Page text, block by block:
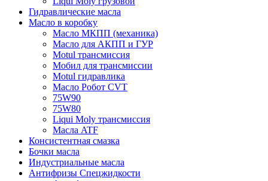
Гидравлические масла
Масло в коробку
Масло МКПП (механика)
Масло для АКПП и ГУР
Motul трансмиссия
Мобил для трансмиссии
Motul гидравлика
Масло Робот CVT
75W90
75W80
Liqui Moly трансмиссия
Масла ATF
Консистентная смазка
Бочки масла
Индустриальные масла
Антифризы Спецжидкости